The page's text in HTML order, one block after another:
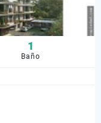
1
Baño